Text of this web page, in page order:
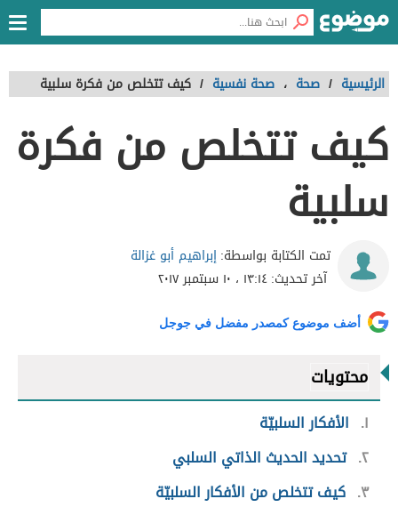
الرئيسية / صحة ، صحة نفسية / كيف تتخلص من فكرة سلبية
كيف تتخلص من فكرة
سلبية
تمت الكتابة بواسطة:إبراهيم أبو غزالة
آخر تحديث:١٣:١٤ ، ١٠ سبتمبر ٢٠١٧
أضف موضوع كمصدر مفضل في جوجل
محتويات
١
الأفكار السلبيّة
٢ تحديد الحديث الذاتي السلبي
٣ كيف تتخلص من الأفكار السلبيّة